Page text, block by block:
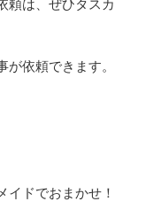
頼は、ぜひタスカ
が依頼できます。
イドでおまかせ！